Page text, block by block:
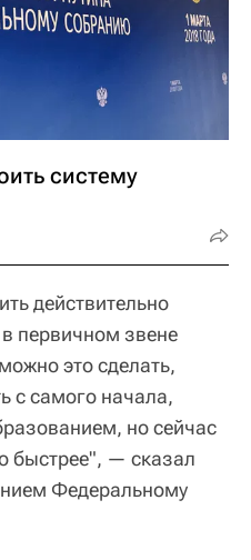
систему
действительно
первичном звене
это сделать,
с самого начала,
но сейчас
быстрее", — сказал
Федеральному